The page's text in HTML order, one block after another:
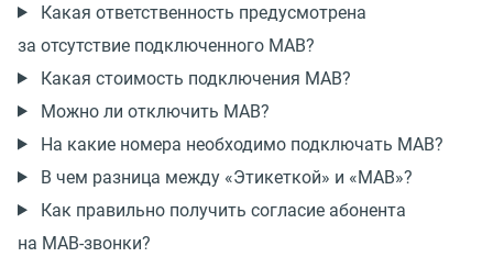
Какая ответственность предусмотрена
за отсутствие подключенного МАВ?
Какая стоимость подключения МАВ?
Можно ли отключить МАВ?
На какие номера необходимо подключать МАВ?
В чем разница между «Этикеткой» и «МАВ»?
Как правильно получить согласие абонента
на МАВ-звонки?